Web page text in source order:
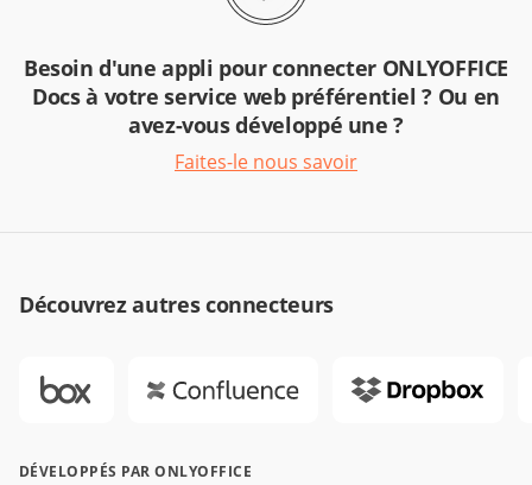
Besoin d'une appli pour connecter ONLYOFFICE
Docs à votre service web préférentiel ? Ou en
avez-vous développé une ?
Faites-le nous savoir
Découvrez autres connecteurs
DÉVELOPPÉS PAR ONLYOFFICE